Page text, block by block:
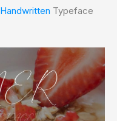
Handwritten Typeface